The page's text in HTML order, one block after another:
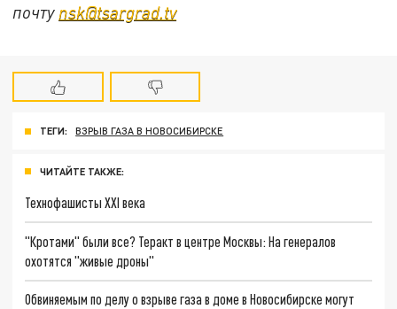
почту nsk@tsargrad.tv
ТЕГИ: ВЗРЫВ ГАЗА В НОВОСИБИРСКЕ
ЧИТАЙТЕ ТАКЖЕ:
Технофашисты XXI века
"Кротами" были все? Теракт в центре Москвы: На генералов
охотятся "живые дроны"
Обвиняемым по делу о взрыве газа в доме в Новосибирске могут